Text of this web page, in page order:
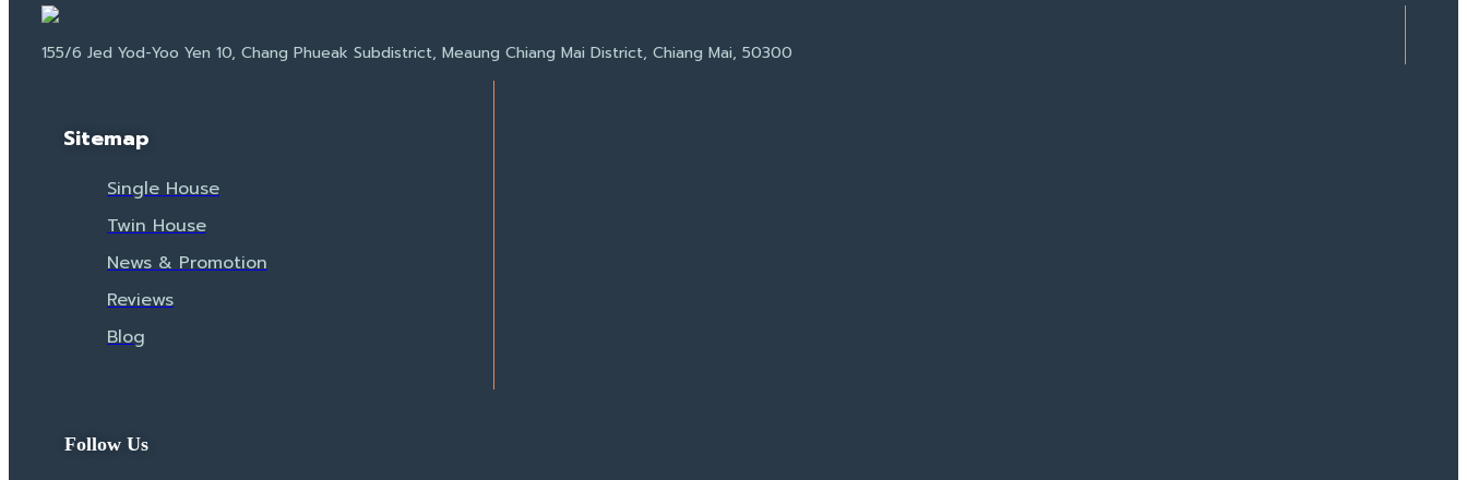
155/6 Jed Yod-Yoo Yen 10, Chang Phueak Subdistrict, Meaung Chiang Mai District, Chiang Mai, 50300
Sitemap
Single House
Twin House
News & Promotion
Reviews
Blog
Follow Us